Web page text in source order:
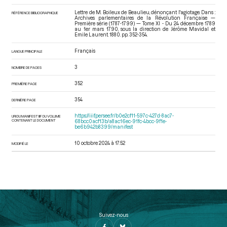
RÉFÉRENCE BIBLIOGRAPHIQUE
Lettre de M. Boileux de Beaulieu, dénonçant l'agiotage. Dans :
Archives parlementaires de la Révolution Française —
Première série (1787-1799) — Tome XI - Du 24 décembre 1789
au 1er mars 1790 , sous la direction de Jérôme Mavidal et
Emile Laurent. 1880. pp. 352-354.
LANGUE PRINCIPALE Français
NOMBRE DE PAGES 3
PREMIÈRE PAGE 352
DERNIÈRE PAGE 354
URI DU MANIFEST IIIF DU VOLUME
CONTENANT LE DOCUMENT
https://iiif.persee.fr/b0e2cf11-597c-427d-8ac7-
68bcc0acf13b/a8ac16ec-91fc-4bcc-9f1e-
be6b942b8399/manifest
MODIFIÉ LE 10 octobre 2024 à 17:52
Suivez-nous